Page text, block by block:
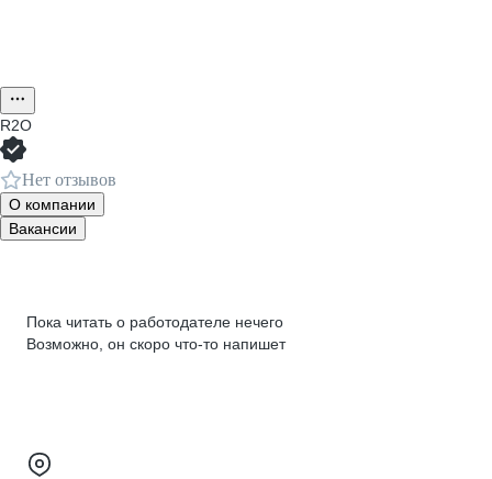
R2O
Нет отзывов
О компании
Вакансии
Пока читать о работодателе нечего
Возможно, он скоро что‑то напишет